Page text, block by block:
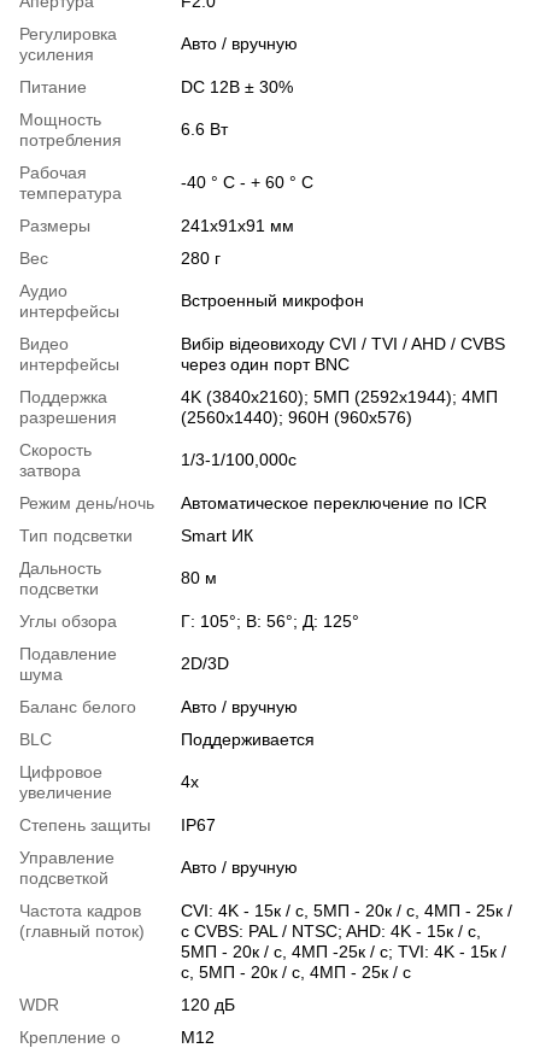
Регулировка
усиления
Авто / вручную
Питание
DC 12В ± 30%
Мощность
потребления
6.6 Вт
Рабочая
температура
-40 ° C - + 60 ° C
Размеры
241х91х91 мм
Вес
280 г
Аудио
интерфейсы
Встроенный микрофон
Видео
интерфейсы
Вибір відеовиходу CVI / TVI / AHD / CVBS
через один порт BNC
Поддержка
разрешения
4K (3840x2160); 5МП (2592x1944); 4МП
(2560x1440); 960H (960x576)
Скорость
затвора
1/3-1/100,000с
Режим день/ночь
Автоматическое переключение по ICR
Тип подсветки
Smart ИК
Дальность
подсветки
80 м
Углы обзора
Г: 105°; В: 56°; Д: 125°
Подавление
шума
2D/3D
Баланс белого
Авто / вручную
BLC
Поддерживается
Цифровое
увеличение
4х
Степень защиты
IP67
Управление
подсветкой
Авто / вручную
Частота кадров
(главный поток)
CVI: 4K - 15к / с, 5МП - 20к / с, 4МП - 25к /
с CVBS: PAL / NTSC; AHD: 4K - 15к / с,
5МП - 20к / с, 4МП -25к / с; TVI: 4K - 15к /
с, 5МП - 20к / с, 4МП - 25к / с
WDR
120 дБ
Крепление о
М12